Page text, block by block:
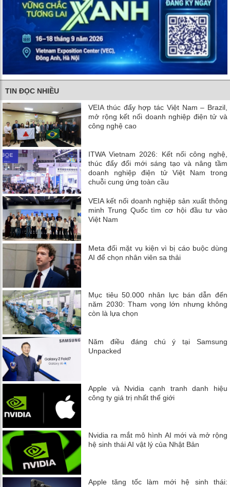
TIN ĐỌC NHIỀU
VEIA thúc đẩy hợp tác Việt Nam – Brazil,
mở rộng kết nối doanh nghiệp điện tử và
công nghệ cao
ITWA Vietnam 2026: Kết nối công nghệ,
thúc đẩy đổi mới sáng tạo và nâng tầm
doanh nghiệp điện tử Việt Nam trong
chuỗi cung ứng toàn cầu
VEIA kết nối doanh nghiệp sản xuất thông
minh Trung Quốc tìm cơ hội đầu tư vào
Việt Nam
Meta đối mặt vụ kiện vì bị cáo buộc dùng
AI để chọn nhân viên sa thải
Mục tiêu 50.000 nhân lực bán dẫn đến
năm 2030: Tham vọng lớn nhưng không
còn là lựa chọn
Năm điều đáng chú ý tại Samsung
Unpacked
Apple và Nvidia cạnh tranh danh hiệu
công ty giá trị nhất thế giới
Nvidia ra mắt mô hình AI mới và mở rộng
hệ sinh thái AI vật lý của Nhật Bản
Apple tăng tốc làm mới hệ sinh thái: